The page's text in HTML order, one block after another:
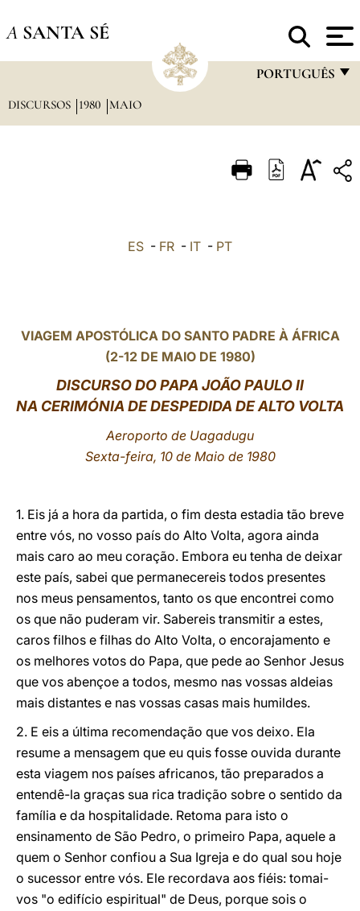
A SANTA SÉ
PORTUGUÊS
ITALIANO
العربيّة
LATINE
DISCURSOS 1980 MAIO
ES - FR - IT - PT
VIAGEM APOSTÓLICA DO SANTO PADRE À ÁFRICA
(2-12 DE MAIO DE 1980)
DISCURSO DO PAPA JOÃO PAULO II
NA CERIMÓNIA DE DESPEDIDA DE ALTO VOLTA
Aeroporto de Uagadugu
Sexta-feira, 10 de Maio de 1980
1. Eis já a hora da partida, o fim desta estadia tão breve
entre vós, no vosso país do Alto Volta, agora ainda
mais caro ao meu coração. Embora eu tenha de deixar
este país, sabei que permanecereis todos presentes
nos meus pensamentos, tanto os que encontrei como
os que não puderam vir. Sabereis transmitir a estes,
caros filhos e filhas do Alto Volta, o encorajamento e
os melhores votos do Papa, que pede ao Senhor Jesus
que vos abençoe a todos, mesmo nas vossas aldeias
mais distantes e nas vossas casas mais humildes.
2. E eis a última recomendação que vos deixo. Ela
resume a mensagem que eu quis fosse ouvida durante
esta viagem nos países africanos, tão preparados a
entendê-la graças sua rica tradição sobre o sentido da
família e da hospitalidade. Retoma para isto o
ensinamento de São Pedro, o primeiro Papa, aquele a
quem o Senhor confiou a Sua Igreja e do qual sou hoje
o sucessor entre vós. Ele recordava aos fiéis: tomai-
vos "o edifício espiritual" de Deus, porque sois o